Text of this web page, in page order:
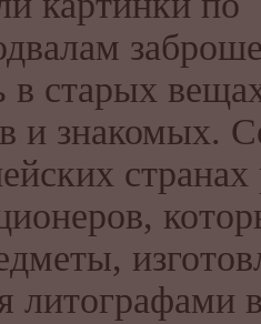
в старых
и знакомых.
странах